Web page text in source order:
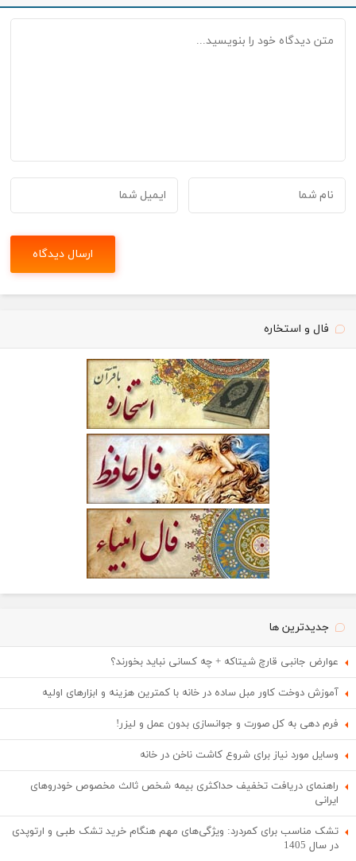
فال و استخاره
جدیدترین ها
عوارض جانبی قارچ شیتاکه + چه کسانی نباید بخورند؟
آموزش دوخت کاور مبل ساده در خانه با کمترین هزینه و ابزارهای اولیه
فرم دهی به کل صورت و جوانسازی بدون عمل و لیزر!
وسایل مورد نیاز برای شروع کاشت ناخن در خانه
راهنمای دریافت تخفیف حداکثری بیمه شخص ثالث مخصوص خودروهای
ایرانی
تشک مناسب برای کمردرد: ویژگی‌های مهم هنگام خرید تشک طبی و ارتوپدی
در سال 1405